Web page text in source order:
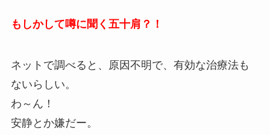
もしかして噂に聞く五十肩？！
ネットで調べると、原因不明で、有効な治療法も
ないらしい。
わ～ん！
安静とか嫌だー。